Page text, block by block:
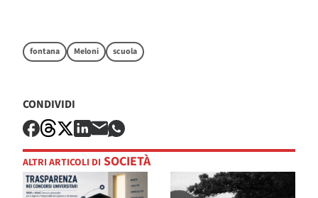
fontana Meloni scuola
CONDIVIDI
ALTRI ARTICOLI DI SOCIETÀ